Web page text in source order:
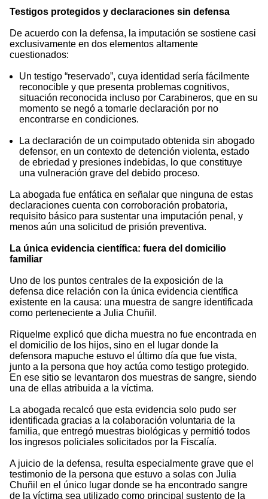
Testigos protegidos y declaraciones sin defensa
De acuerdo con la defensa, la imputación se sostiene casi
exclusivamente en dos elementos altamente
cuestionados:
Un testigo “reservado”, cuya identidad sería fácilmente
reconocible y que presenta problemas cognitivos,
situación reconocida incluso por Carabineros, que en su
momento se negó a tomarle declaración por no
encontrarse en condiciones.
La declaración de un coimputado obtenida sin abogado
defensor, en un contexto de detención violenta, estado
de ebriedad y presiones indebidas, lo que constituye
una vulneración grave del debido proceso.
La abogada fue enfática en señalar que ninguna de estas
declaraciones cuenta con corroboración probatoria,
requisito básico para sustentar una imputación penal, y
menos aún una solicitud de prisión preventiva.
La única evidencia científica: fuera del domicilio
familiar
Uno de los puntos centrales de la exposición de la
defensa dice relación con la única evidencia científica
existente en la causa: una muestra de sangre identificada
como perteneciente a Julia Chuñil.
Riquelme explicó que dicha muestra no fue encontrada en
el domicilio de los hijos, sino en el lugar donde la
defensora mapuche estuvo el último día que fue vista,
junto a la persona que hoy actúa como testigo protegido.
En ese sitio se levantaron dos muestras de sangre, siendo
una de ellas atribuida a la víctima.
La abogada recalcó que esta evidencia solo pudo ser
identificada gracias a la colaboración voluntaria de la
familia, que entregó muestras biológicas y permitió todos
los ingresos policiales solicitados por la Fiscalía.
A juicio de la defensa, resulta especialmente grave que el
testimonio de la persona que estuvo a solas con Julia
Chuñil en el único lugar donde se ha encontrado sangre
de la víctima sea utilizado como principal sustento de la